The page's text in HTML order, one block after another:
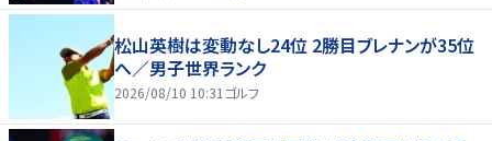
松山英樹は変動なし24位 2勝目ブレナンが35位
へ／男子世界ランク
2026/08/10 10:31 ゴルフ